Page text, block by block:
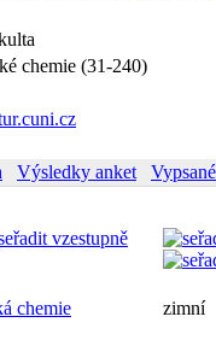
chemie (31-240)
Výsledky anket
chemie zimní